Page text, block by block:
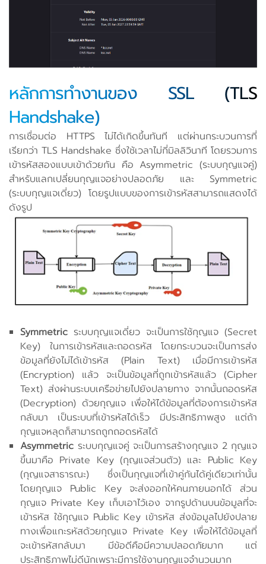
หลักการทำงานของ SSL (TLS
Handshake)
การเชื่อมต่อ HTTPS ไม่ได้เกิดขึ้นทันที แต่ผ่านกระบวนการที่
เรียกว่า TLS Handshake ซึ่งใช้เวลาไม่กี่มิลลิวินาที โดยรวมการ
เข้ารหัสสองแบบเข้าด้วยกัน คือ Asymmetric (ระบบกุญแจคู่)
สำหรับแลกเปลี่ยนกุญแจอย่างปลอดภัย และ Symmetric
(ระบบกุญแจเดี่ยว) โดยรูปแบบของการเข้ารหัสสามารถแสดงได้
ดังรูป
Symmetricระบบกุญแจเดี่ยว จะเป็นการใช้กุญแจ (Secret
Key) ในการเข้ารหัสและถอดรหัส โดยกระบวนจะเป็นการส่ง
ข้อมูลที่ยังไม่ได้เข้ารหัส (Plain Text) เมื่อมีการเข้ารหัส
(Encryption) แล้ว จะเป็นข้อมูลที่ถูกเข้ารหัสแล้ว (Cipher
Text) ส่งผ่านระบบเครือข่ายไปยังปลายทาง จากนั้นถอดรหัส
(Decryption) ด้วยกุญแจ เพื่อให้ได้ข้อมูลที่ต้องการเข้ารหัส
กลับมา เป็นระบบที่เข้ารหัสได้เร็ว มีประสิทธิภาพสูง แต่ถ้า
กุญแจหลุดก็สามารถถูกถอดรหัสได้
Asymmetric ระบบกุญแจคู่ จะเป็นการสร้างกุญแจ 2 กุญแจ
ขึ้นมาคือ Private Key (กุญแจส่วนตัว) และ Public Key
(กุญแจสาธารณะ) ซึ่งเป็นกุญแจที่เข้าคู่กันได้คู่เดียวเท่านั้น
โดยกุญแจ Public Key จะส่งออกให้คนภายนอกได้ ส่วน
กุญแจ Private Key เก็บเอาไว้เอง จากรูปด้านบนข้อมูลที่จะ
เข้ารหัส ใช้กุญแจ Public Key เข้ารหัส ส่งข้อมูลไปยังปลาย
ทางเพื่อแกะรหัสด้วยกุญแจ Private Key เพื่อให้ได้ข้อมูลที่
จะเข้ารหัสกลับมา มีข้อดีคือมีความปลอดภัยมาก แต่
ประสิทธิภาพไม่ดีนักเพราะมีการใช้งานกุญแจจำนวนมาก